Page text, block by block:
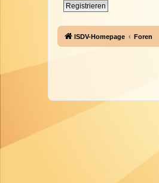
Registrieren
ISDV-Homepage Foren